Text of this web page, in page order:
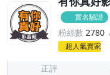
實名驗證
粉絲數 2780
超人氣賣家
正評